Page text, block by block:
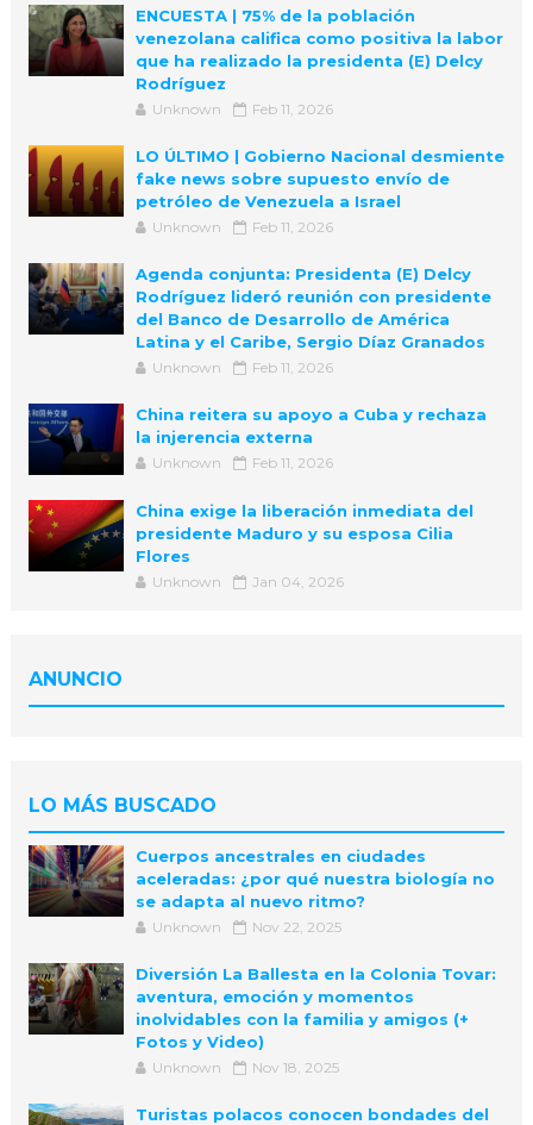
ENCUESTA | 75% de la población
venezolana califica como positiva la labor
que ha realizado la presidenta (E) Delcy
Rodríguez
Unknown Feb 11, 2026
LO ÚLTIMO | Gobierno Nacional desmiente
fake news sobre supuesto envío de
petróleo de Venezuela a Israel
Unknown Feb 11, 2026
Agenda conjunta: Presidenta (E) Delcy
Rodríguez lideró reunión con presidente
del Banco de Desarrollo de América
Latina y el Caribe, Sergio Díaz Granados
Unknown Feb 11, 2026
China reitera su apoyo a Cuba y rechaza
la injerencia externa
Unknown Feb 11, 2026
China exige la liberación inmediata del
presidente Maduro y su esposa Cilia
Flores
Unknown Jan 04, 2026
ANUNCIO
LO MÁS BUSCADO
Cuerpos ancestrales en ciudades
aceleradas: ¿por qué nuestra biología no
se adapta al nuevo ritmo?
Unknown Nov 22, 2025
Diversión La Ballesta en la Colonia Tovar:
aventura, emoción y momentos
inolvidables con la familia y amigos (+
Fotos y Video)
Unknown Nov 18, 2025
Turistas polacos conocen bondades del